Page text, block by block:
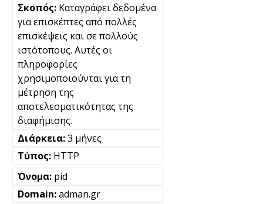
Καταγράφει δεδομένα
για επισκέπτες από πολλές
επισκέψεις και σε πολλούς
ιστότοπους. Αυτές οι
πληροφορίες
χρησιμοποιούνται για τη
μέτρηση της
αποτελεσματικότητας της
διαφήμισης.
3 μήνες
HTTP
pid
adman.gr